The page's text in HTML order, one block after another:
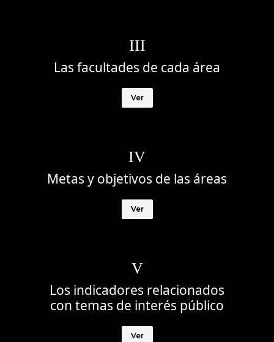
III
Las facultades de cada área
Ver
IV
Metas y objetivos de las áreas
Ver
V
Los indicadores relacionados
con temas de interés público
Ver